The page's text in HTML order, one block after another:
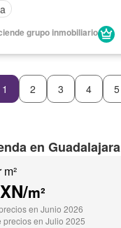
grupo inmobiliario
1 2 3 4 5
en Guadalajara
m²
en Junio 2026
precios en Julio 2025